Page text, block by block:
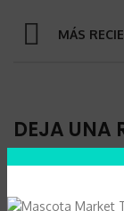
MÁS
DEJA UNA
Tu dirección de